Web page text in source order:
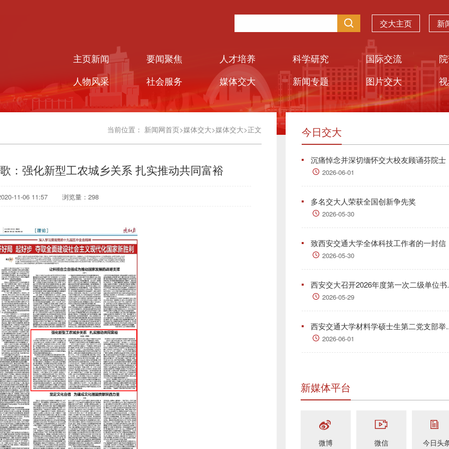
交大主页 新
主页新闻 要闻聚焦 人才培养 科学研究 国际交流
人物风采
社会服务 媒体交大 新闻专题 图片交大
当前位置： 新闻网首页>媒体交大>媒体交大>正文
：强化新型工农城乡关系 扎实推动共同富裕
11-06 11:57 浏览量： 298
今日交大
沉痛悼念并深切缅怀交大校友顾诵芬院士
2026-06-01
多名交大人荣获全国创新争先奖
2026-05-30
致西安交通大学全体科技工作者的一封信
2026-05-30
西安交大召开2026年度第一次二级单位书
2026-05-29
西安交通大学材料学硕士生第二党支部举
2026-06-01
新媒体平台
微博 微信 今日头